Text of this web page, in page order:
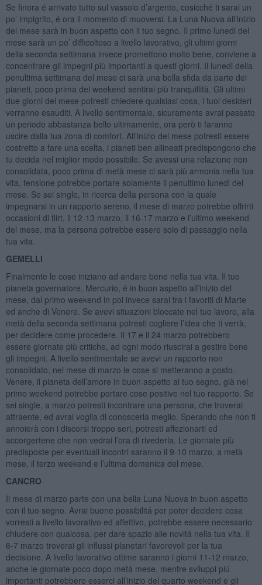
Se finora é arrivato tutto sul vassoio d’argento, cosicché ti sarai un
po’ impigrito, é ora il momento di muoversi. La Luna Nuova all’inizio
del mese sarà in buon aspetto con il tuo segno. Il primo lunedi del
mese sarà un po’ difficoltoso a livello lavorativo, gli ultimi giorni
della seconda settimana invece promettono molto bene, conviene a
concentrare gli impegni più importanti a questi giorni. Il lunedi della
penultima settimana del mese ci sarà una bella sfida da parte dei
pianeti, poco prima del weekend sentirai più tranquillità. Gli ultimi
due giorni del mese potresti chiedere qualsiasi cosa, i tuoi desideri
verranno esauditi. A livello sentimentale, sicuramente avrai passato
un periodo abbastanza bello ultimamente, ora però ti faranno
uscire dalla tua zona di comfort. All’inizio del mese potresti essere
costretto a fare una scelta, i pianeti ben allineati predispongono che
tu decida nel miglior modo possibile. Se avessi una relazione non
consolidata, poco prima di metà mese ci sarà più armonia nella tua
vita, tensione potrebbe portare solamente il penultimo lunedi del
mese. Se sei single, in ricerca della persona con la quale
impegnarsi in un rapporto sereno, il mese di marzo potrebbe offrirti
occasioni di flirt, il 12-13 marzo, il 16-17 marzo e l’ultimo weekend
del mese, ma la persona potrebbe essere solo di passaggio nella
tua vita.
GEMELLI
Finalmente le cose iniziano ad andare bene nella tua vita. Il tuo
pianeta governatore, Mercurio, é in buon aspetto all’inizio del
mese, dal primo weekend in poi invece sarai tra i favoriti di Marte
ed anche di Venere. Se avevi situazioni bloccate nel tuo lavoro, alla
metà della seconda settimana potresti cogliere l’idea che ti verrà,
per decidere come procedere. Il 17 e il 24 marzo potrebbero
essere giornate più critiche, ad ogni modo riuscirai a gestire bene
gli impegni. A livello sentimentale se avevi un rapporto non
consolidato, nel mese di marzo le cose si metteranno a posto.
Venere, il pianeta dell’amore in buon aspetto al tuo segno, già nel
primo weekend potrebbe portare cose positive nel tuo rapporto. Se
sei single, a marzo potresti incontrare una persona, che troverai
attraente, ed avrai voglia di conoscerla meglio. Sperando che non ti
annoierà con i discorsi troppo seri, potresti affezionarti ed
accorgertene che non vedrai l’ora di rivederla. Le giornate più
predisposte per eventuali incontri saranno il 9-10 marzo, a metà
mese, il terzo weekend e l’ultima domenica del mese.
CANCRO
Il mese di marzo parte con una bella Luna Nuova in buon aspetto
con il tuo segno. Avrai buone possibilitá per poter decidere cosa
vorresti a livello lavorativo ed affettivo, potrebbe essere necessario
chiudere con qualcosa, per dare spazio alle novitá nella tua vita. Il
6-7 marzo troverai gli influssi planetari favorevoli per la tua
decisione. A livello lavorativo ottime saranno i giorni 11-12 marzo,
anche le giornate poco dopo metá mese, mentre sviluppi piú
importanti potrebbero esserci all’inizio del quarto weekend e gli